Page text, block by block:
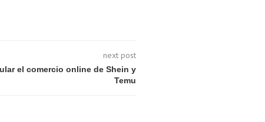
next post
el comercio online de Shein y
Temu